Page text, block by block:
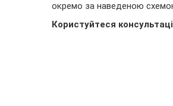
окремо за наведеною
Користуйтеся